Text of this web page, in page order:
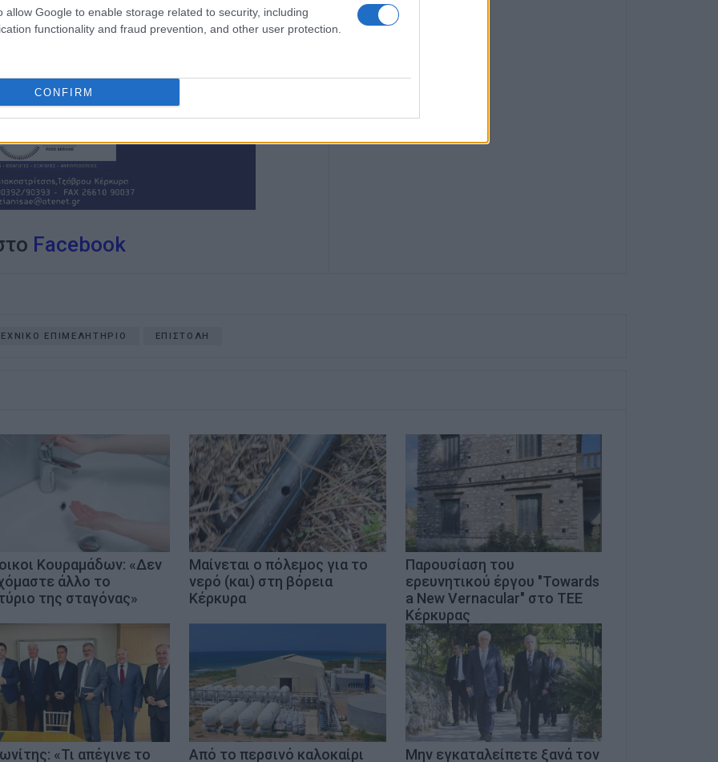
allow Google to enable storage related to security, including
functionality and fraud prevention, and other user protection.
CONFIRM
Πανεπιστημίου Αιγαίου (Ρόδος), με
Σχέσεις. Επιπλέον, είναι κάτοχος
Facebook
ΕΠΙΜΕΛΗΤΗΡΙΟ ΕΠΙΣΤΟΛΗ
Κουραμάδων: «Δεν
άλλο το
της σταγόνας»
Μαίνεται ο πόλεμος για το
νερό (και) στη βόρεια
Κέρκυρα
Παρουσίαση του
ερευνητικού έργου "Towards
a New Vernacular" στο ΤΕΕ
Κέρκυρας
«Τι απέγινε το Από το περσινό καλοκαίρι Μην εγκαταλείπετε ξανά τον